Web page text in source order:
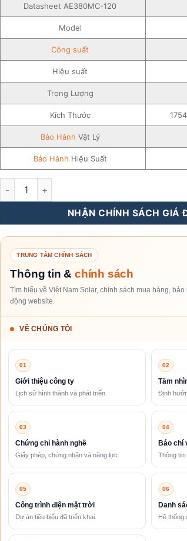
Datasheet AE380MC-120
Model
Công suất
Hiệu suất
Trọng Lượng
Kích Thước
Bảo Hành Vật Lý
Bảo Hành Hiệu Suất
Tấm Pin Năng Lượng Mặt Trời AE Solar 360-
NHẬN CHÍNH SÁCH GIÁ
TRUNG TÂM CHÍNH SÁCH
Thông tin & chính sách
Tìm hiểu về Việt Nam Solar, chính sách mua hàng,
động website.
VỀ CHÚNG TÔI
01
Giới thiệu công ty
Lịch sử hình thành và phát triển.
02
Tầm
Định
03
Chứng chỉ hành nghề
Giấy phép, chứng nhận và năng lực.
04
Báo chí
Thông tin
05
Công trình điện mặt trời
Dự án tiêu biểu đã triển khai.
06
Danh
Hệ thống